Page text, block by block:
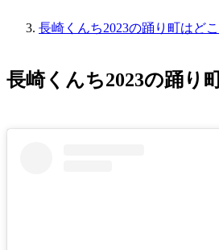
長崎くんち2023の踊り町はど
長崎くんち2023の踊り